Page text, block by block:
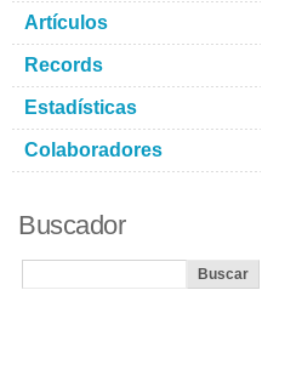
Artículos
Records
Estadísticas
Colaboradores
Buscador